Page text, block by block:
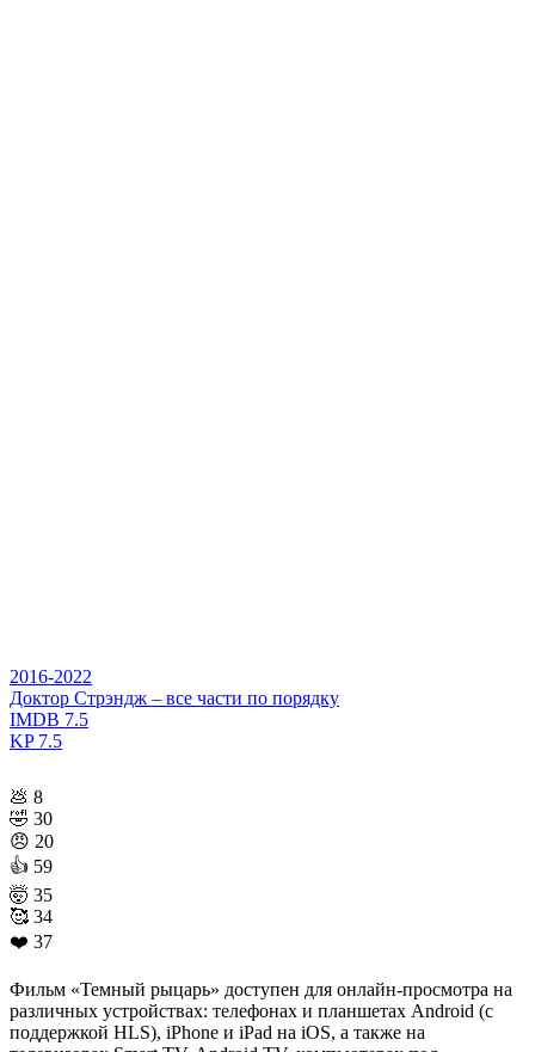
2016-2022
Доктор Стрэндж – все части по порядку
IMDB 7.5
KP7.5
💩 8
🤣 30
😠 20
👍 59
🤯 35
🥰 34
❤️ 37
Фильм «Темный рыцарь» доступен для онлайн-просмотра на
различных устройствах: телефонах и планшетах Android (с
поддержкой HLS), iPhone и iPad на iOS, а также на